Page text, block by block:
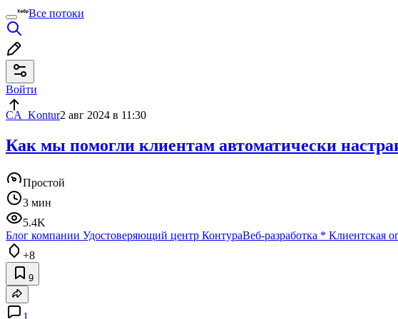
Все потоки
Войти
CA_Kontur2 авг 2024 в 11:30
Как мы помогли клиентам автоматически
Простой
3 мин
5.4K
Блог компании Удостоверяющий центр КонтураВеб-разработка * Клиентская
+8
9
1